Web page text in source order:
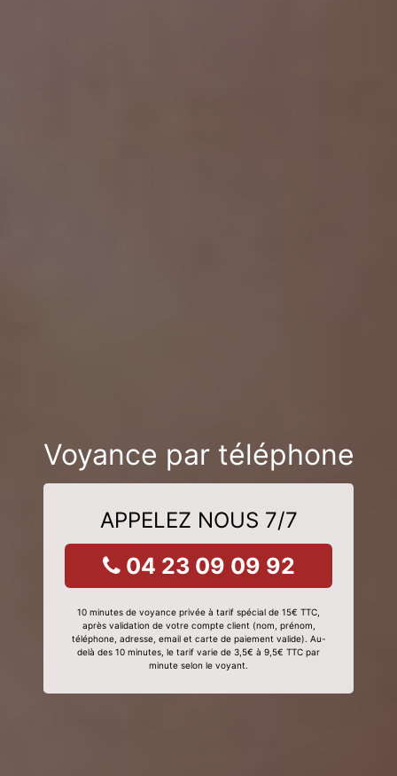
Voyance par téléphone
APPELEZ NOUS 7/7
04 23 09 09 92
10 minutes de voyance privée à tarif spécial de 15€ TTC,
après validation de votre compte client (nom, prénom,
téléphone, adresse, email et carte de paiement valide). Au-
delà des 10 minutes, le tarif varie de 3,5€ à 9,5€ TTC par
minute selon le voyant.